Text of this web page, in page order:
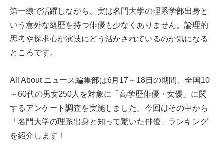
第一線で活躍しながら、実は名門大学の理系学部出身と
いう意外な経歴を持つ俳優も少なくありません。論理的
思考や探求心が演技にどう活かされているのか気になる
ところです。
All About ニュース編集部は6月17～18日の期間、全国10
～60代の男女250人を対象に「高学歴俳優・女優」に関
するアンケート調査を実施しました。今回はその中から
「名門大学の理系出身と知って驚いた俳優」ランキング
を紹介します！